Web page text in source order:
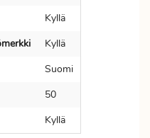
Kyllä
Kyllä
Suomi
50
Kyllä